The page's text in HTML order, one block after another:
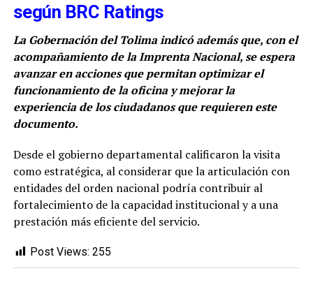
según BRC Ratings
La Gobernación del Tolima indicó además que, con el
acompañamiento de la Imprenta Nacional, se espera
avanzar en acciones que permitan optimizar el
funcionamiento de la oficina y mejorar la
experiencia de los ciudadanos que requieren este
documento.
Desde el gobierno departamental calificaron la visita
como estratégica, al considerar que la articulación con
entidades del orden nacional podría contribuir al
fortalecimiento de la capacidad institucional y a una
prestación más eficiente del servicio.
Post Views: 255